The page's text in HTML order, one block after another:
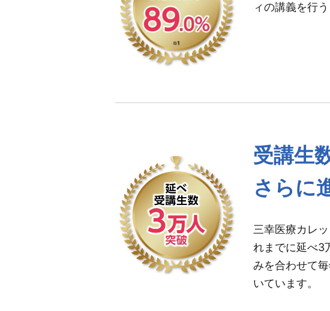
ィの講義を行
受講生
さらに
三幸医療カレ
れまでに延べ3
みを合わせて
いています。